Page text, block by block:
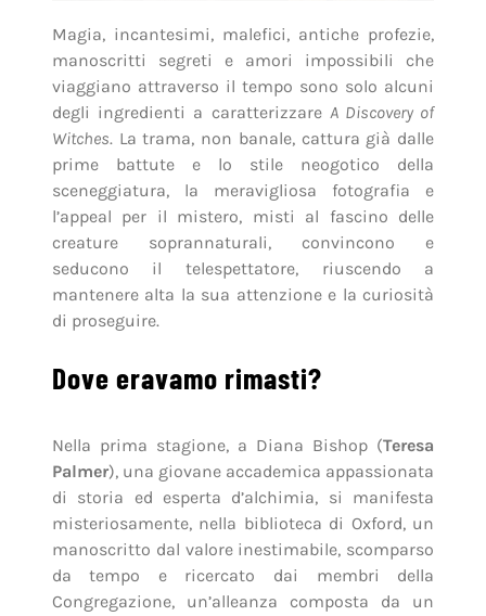
Magia, incantesimi, malefici, antiche profezie,
manoscritti segreti e amori impossibili che
viaggiano attraverso il tempo sono solo alcuni
degli ingredienti a caratterizzare A Discovery of
Witches. La trama, non banale, cattura già dalle
prime battute e lo stile neogotico della
sceneggiatura, la meravigliosa fotografia e
l’appeal per il mistero, misti al fascino delle
creature soprannaturali, convincono e
seducono il telespettatore, riuscendo a
mantenere alta la sua attenzione e la curiosità
di proseguire.
Dove eravamo rimasti?
Nella prima stagione, a Diana Bishop (Teresa
Palmer), una giovane accademica appassionata
di storia ed esperta d’alchimia, si manifesta
misteriosamente, nella biblioteca di Oxford, un
manoscritto dal valore inestimabile, scomparso
da tempo e ricercato dai membri della
Congregazione, un’alleanza composta da un